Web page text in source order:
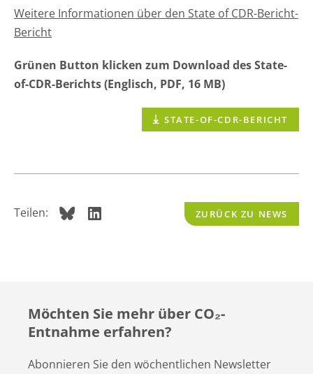
Weitere Informationen über den State of CDR-Bericht-
Bericht
Grünen Button klicken zum Download des State-
of-CDR-Berichts (Englisch, PDF, 16 MB)
STATE-OF-CDR-BERICHT
Teilen: ZURÜCK ZU NEWS
Möchten Sie mehr über CO₂-
Entnahme erfahren?
Abonnieren Sie den wöchentlichen Newsletter